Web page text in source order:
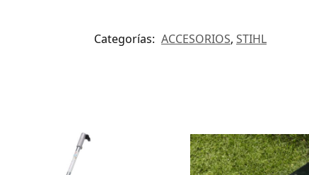
Categorías: ACCESORIOS, STIHL